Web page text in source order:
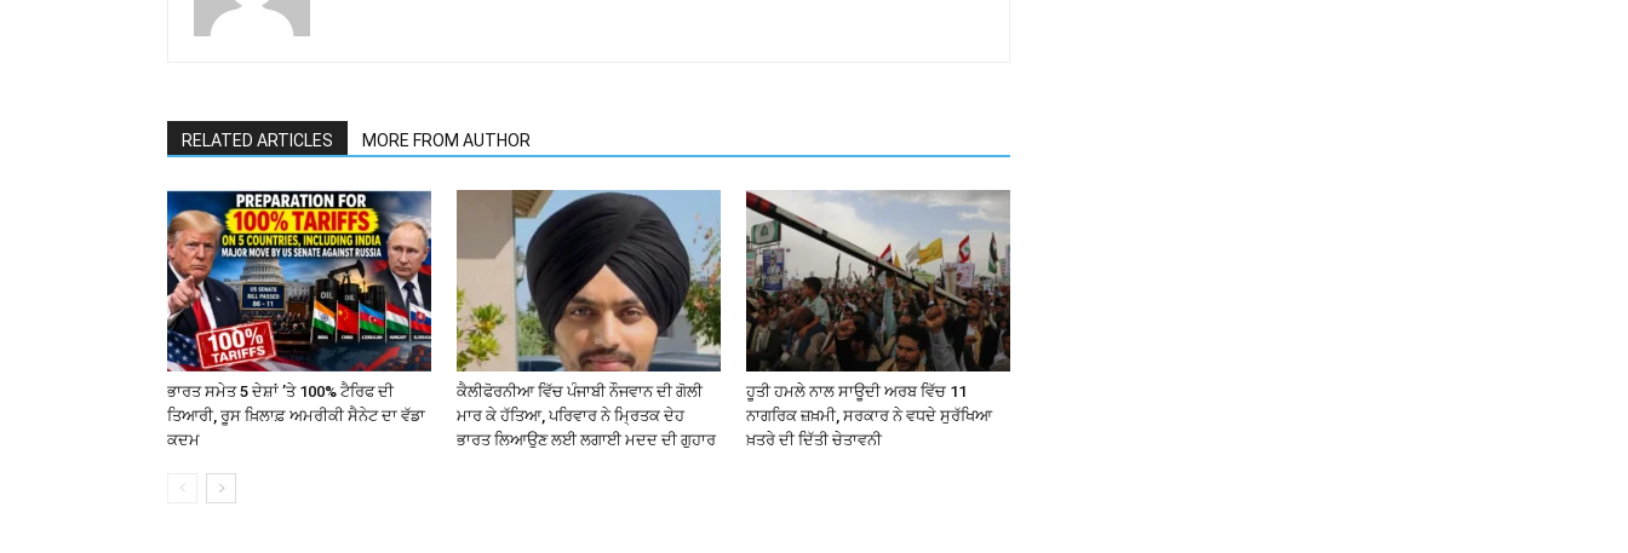
RELATED ARTICLES MORE FROM AUTHOR
ਭਾਰਤ ਸਮੇਤ 5 ਦੇਸ਼ਾਂ ’ਤੇ 100% ਟੈਰਿਫ ਦੀ
ਤਿਆਰੀ, ਰੂਸ ਖ਼ਿਲਾਫ਼ ਅਮਰੀਕੀ ਸੈਨੇਟ ਦਾ ਵੱਡਾ
ਕਦਮ
ਕੈਲੀਫੋਰਨੀਆ ਵਿੱਚ ਪੰਜਾਬੀ ਨੌਜਵਾਨ ਦੀ ਗੋਲੀ
ਮਾਰ ਕੇ ਹੱਤਿਆ, ਪਰਿਵਾਰ ਨੇ ਮ੍ਰਿਤਕ ਦੇਹ
ਭਾਰਤ ਲਿਆਉਣ ਲਈ ਲਗਾਈ ਮਦਦ ਦੀ ਗੁਹਾਰ
ਹੂਤੀ ਹਮਲੇ ਨਾਲ ਸਾਊਦੀ ਅਰਬ ਵਿੱਚ 11
ਨਾਗਰਿਕ ਜ਼ਖ਼ਮੀ, ਸਰਕਾਰ ਨੇ ਵਧਦੇ ਸੁਰੱਖਿਆ
ਖ਼ਤਰੇ ਦੀ ਦਿੱਤੀ ਚੇਤਾਵਨੀ